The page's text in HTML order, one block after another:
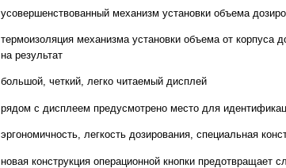
усовершенствованный механизм установки объема
термоизоляция механизма установки объема от корпуса
на результат
большой, четкий, легко читаемый дисплей
рядом с дисплеем предусмотрено место для
эргономичность, легкость дозирования, специальная
новая конструкция операционной кнопки предотвращает